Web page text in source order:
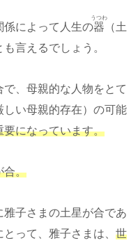
係によって人生の器
うつわ
（土
言えるでしょう。
、母親的な人物をとて
しい母親的存在）の可能
要になっています。
合。
雅子さまの土星が合であ
って、雅子さまは、 世